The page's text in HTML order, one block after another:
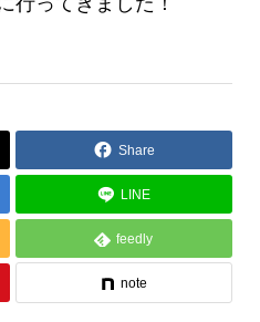
Share
LINE
feedly
note